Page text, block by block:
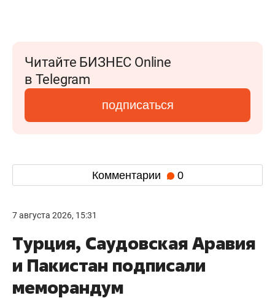
Читайте БИЗНЕС Online
в Telegram
подписаться
Комментарии 0
7 августа 2026, 15:31
Турция, Саудовская Аравия
и Пакистан подписали
меморандум